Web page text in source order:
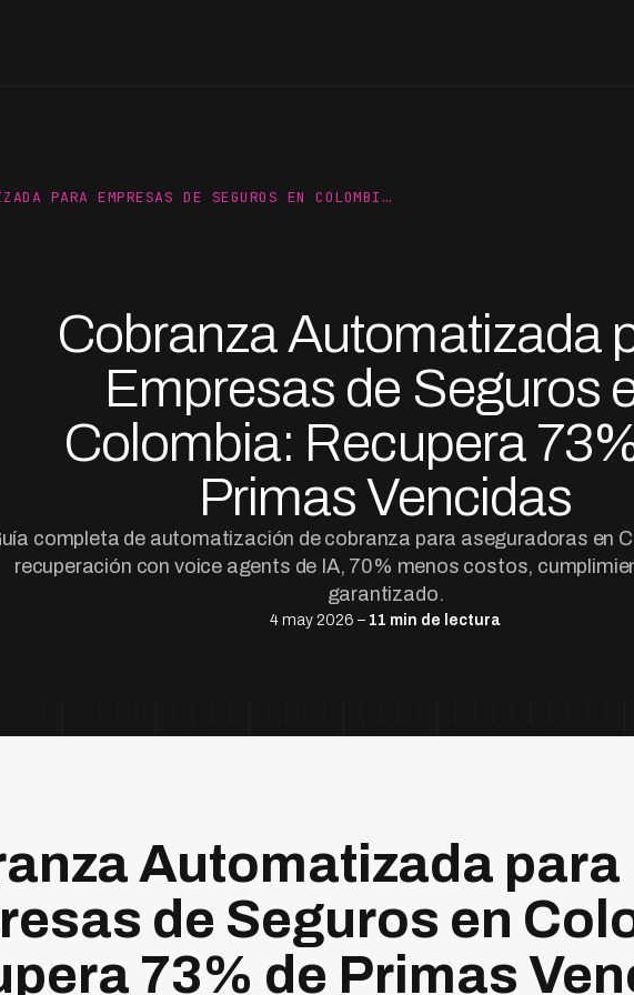
PARA EMPRESAS DE SEGUROS EN COLOMBI…
Cobranza Automatizada
Empresas de Seguros
Colombia: Recupera 73%
Primas Vencidas
completa de automatización de cobranza para aseguradoras en
recuperación con voice agents de IA, 70% menos costos,
garantizado.
4 may 2026 – 11 min de lectura
Automatizada para
de Seguros en
73% de Primas